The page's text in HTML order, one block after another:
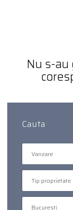
Nu s-
Cauta